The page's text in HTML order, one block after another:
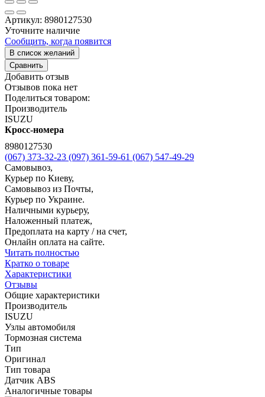
Артикул: 8980127530
Уточните наличие
Сообщить, когда появится
В список желаний
Сравнить
Добавить отзыв
Отзывов пока нет
Поделиться товаром:
Производитель
ISUZU
Кросс-номера
8980127530
(067) 373-32-23 (097) 361-59-61 (067) 547-49-29
Самовывоз,
Курьер по Киеву,
Самовывоз из Почты,
Курьер по Украине.
Наличными курьеру,
Наложенный платеж,
Предоплата на карту / на счет,
Онлайн оплата на сайте.
Читать полностью
Кратко о товаре
Характеристики
Отзывы
Общие характеристики
Производитель
ISUZU
Узлы автомобиля
Тормозная система
Тип
Оригинал
Тип товара
Датчик ABS
Аналогичные товары